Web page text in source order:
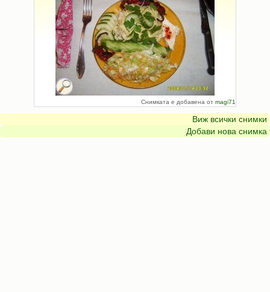
Снимката е добавена от magi71
Виж всички снимки
Добави нова снимка